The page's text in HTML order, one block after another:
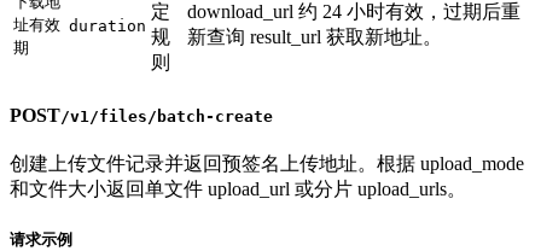
址有效
期
duration
定
规
则
download_url 约 24 小时有效，过期后重
新查询 result_url 获取新地址。
POST/v1/files/batch-create
创建上传文件记录并返回预签名上传地址。根据 upload_mode
和文件大小返回单文件 upload_url 或分片 upload_urls。
请求示例